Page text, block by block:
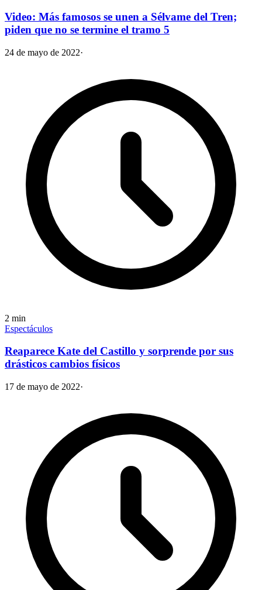
Video: Más famosos se unen a Sélvame del Tren;
piden que no se termine el tramo 5
24 de mayo de 2022·
2 min
Espectáculos
Reaparece Kate del Castillo y sorprende por sus
drásticos cambios físicos
17 de mayo de 2022·